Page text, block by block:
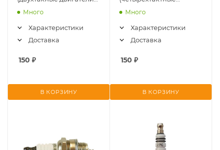
GG950,951,GP40-II/
верхнеклапа
Много
Характеристики
Доставка
150 ₽
В КОРЗИНУ
верхнеклапанные
Много
Характеристики
Доставка
150 ₽
В КОРЗИНУ